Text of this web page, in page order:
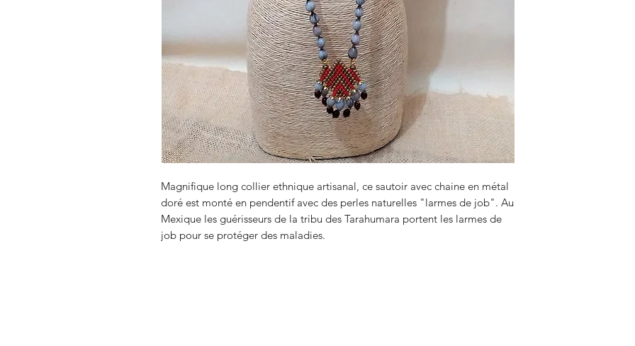
Magnifique long collier ethnique artisanal, ce sautoir avec chaine en métal
doré est monté en pendentif avec des perles naturelles "larmes de job". Au
Mexique les guérisseurs de la tribu des Tarahumara portent les larmes de
job pour se protéger des maladies.